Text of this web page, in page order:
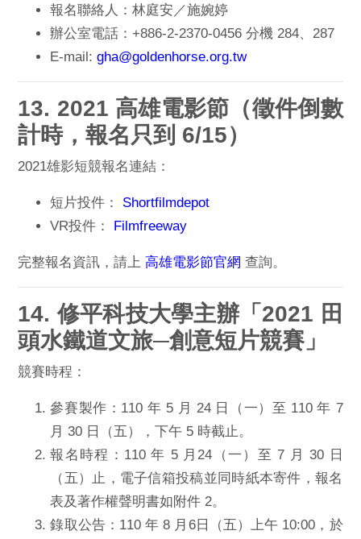
報名聯絡人：林庭安／施婉婷
辦公室電話：+886-2-2370-0456 分機 284、287
E-mail:gha@goldenhorse.org.tw
13. 2021 高雄電影節（徵件倒數
計時，報名只到 6/15）
2021雄影短競報名連結：
短片投件： Shortfilmdepot
VR投件： Filmfreeway
完整報名資訊，請上高雄電影節官網 查詢。
14. 修平科技大學主辦 「2021 田
頭水鐵道文旅─創意短片競賽」
競賽時程：
參賽製作：110 年 5 月 24 日（一）至 110 年 7
月 30 日（五），下午 5 時截止。
報名時程：110 年 5 月24（一）至 7 月 30 日
（五）止， 電子信箱投稿並同時紙本寄件，報名
表及著作權聲明書如附件 2。
錄取公告：110 年 8 月6日（五）上午 10:00，於